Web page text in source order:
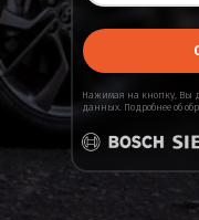
Нажимая на кнопку, Вы
данных. Подробнее об